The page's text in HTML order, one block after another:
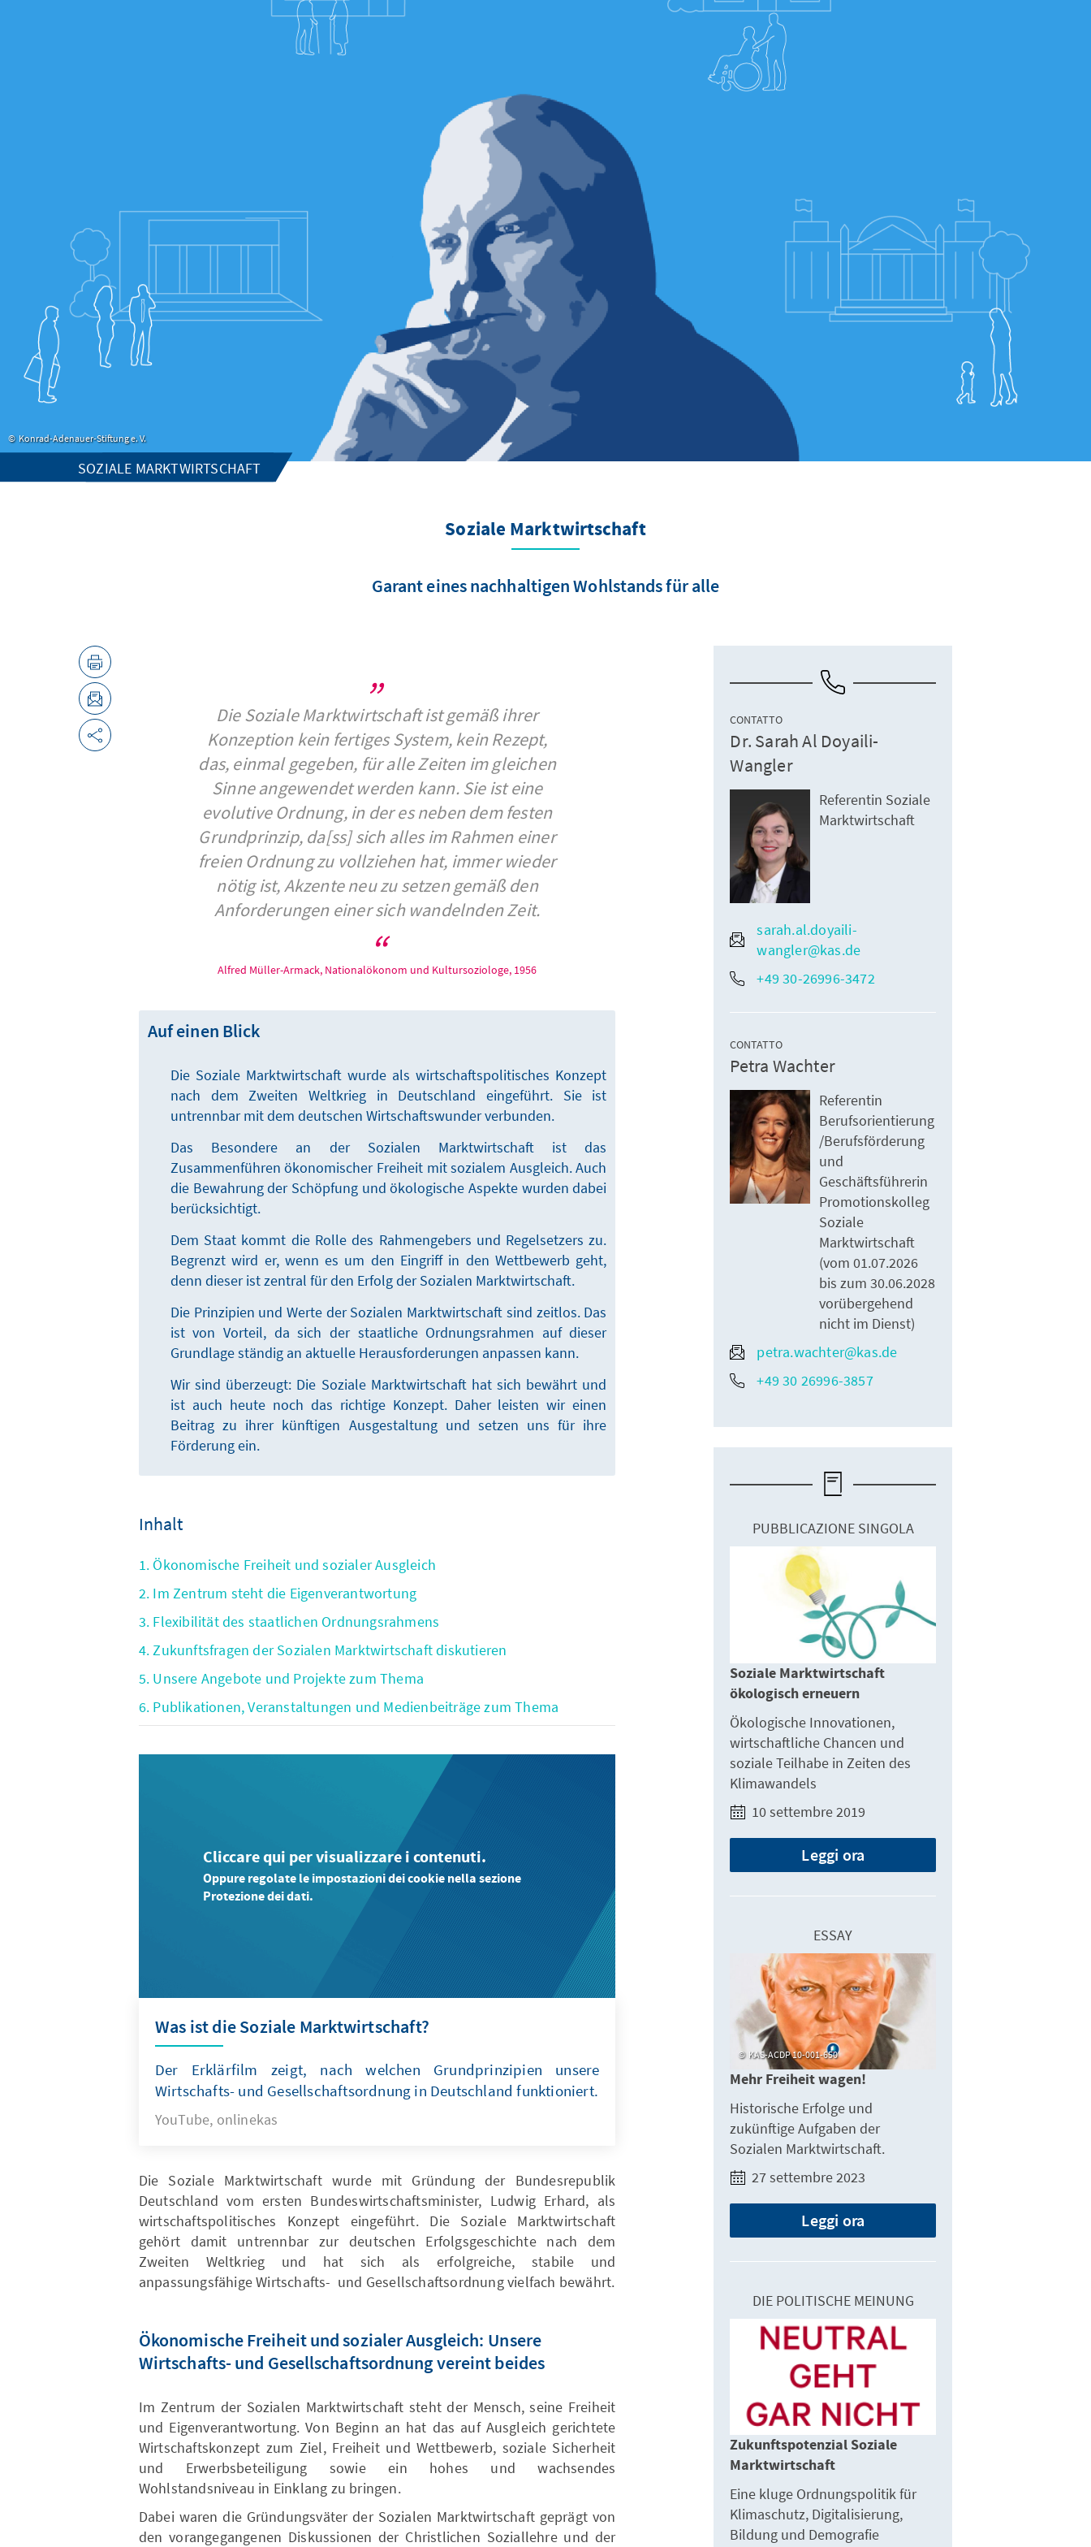
Konrad-Adenauer-Stiftung e. V.
SOZIALE MARKTWIRTSCHAFT
Soziale Marktwirtschaft
Garant eines nachhaltigen Wohlstands für alle
Die Soziale Marktwirtschaft ist gemäß ihrer
Konzeption kein fertiges System, kein Rezept,
das, einmal gegeben, für alle Zeiten im gleichen
Sinne angewendet werden kann. Sie ist eine
evolutive Ordnung, in der es neben dem festen
Grundprinzip, da[ss] sich alles im Rahmen einer
freien Ordnung zu vollziehen hat, immer wieder
nötig ist, Akzente neu zu setzen gemäß den
Anforderungen einer sich wandelnden Zeit.
Alfred Müller-Armack, Nationalökonom und Kultursoziologe, 1956
Auf einen Blick
Die Soziale Marktwirtschaft wurde als wirtschaftspolitisches Konzept
nach dem Zweiten Weltkrieg in Deutschland eingeführt. Sie ist
untrennbar mit dem deutschen Wirtschaftswunder verbunden.
Das Besondere an der Sozialen Marktwirtschaft ist das
Zusammenführen ökonomischer Freiheit mit sozialem Ausgleich. Auch
die Bewahrung der Schöpfung und ökologische Aspekte wurden dabei
berücksichtigt.
Dem Staat kommt die Rolle des Rahmengebers und Regelsetzers zu.
Begrenzt wird er, wenn es um den Eingriff in den Wettbewerb geht,
denn dieser ist zentral für den Erfolg der Sozialen Marktwirtschaft.
Die Prinzipien und Werte der Sozialen Marktwirtschaft sind zeitlos. Das
ist von Vorteil, da sich der staatliche Ordnungsrahmen auf dieser
Grundlage ständig an aktuelle Herausforderungen anpassen kann.
Wir sind überzeugt: Die Soziale Marktwirtschaft hat sich bewährt und
ist auch heute noch das richtige Konzept. Daher leisten wir einen
Beitrag zu ihrer künftigen Ausgestaltung und setzen uns für ihre
Förderung ein.
Inhalt
1. Ökonomische Freiheit und sozialer Ausgleich
2. Im Zentrum steht die Eigenverantwortung
3. Flexibilität des staatlichen Ordnungsrahmens
4. Zukunftsfragen der Sozialen Marktwirtschaft diskutieren
5. Unsere Angebote und Projekte zum Thema
6. Publikationen, Veranstaltungen und Medienbeiträge zum Thema
Cliccare qui per visualizzare i contenuti.
Oppure regolate le impostazioni dei cookie nella sezione
Protezione dei dati.
Was ist die Soziale Marktwirtschaft?
Der Erklärfilm zeigt, nach welchen Grundprinzipien unsere
Wirtschafts- und Gesellschaftsordnung in Deutschland funktioniert.
YouTube, onlinekas
Die Soziale Marktwirtschaft wurde mit Gründung der Bundesrepublik
Deutschland vom ersten Bundeswirtschaftsminister, Ludwig Erhard, als
wirtschaftspolitisches Konzept eingeführt. Die Soziale Marktwirtschaft
gehört damit untrennbar zur deutschen Erfolgsgeschichte nach dem
Zweiten Weltkrieg und hat sich als erfolgreiche, stabile und
anpassungsfähige Wirtschafts- und Gesellschaftsordnung vielfach bewährt.
Ökonomische Freiheit und sozialer Ausgleich: Unsere
Wirtschafts- und Gesellschaftsordnung vereint beides
Im Zentrum der Sozialen Marktwirtschaft steht der Mensch, seine Freiheit
und Eigenverantwortung. Von Beginn an hat das auf Ausgleich gerichtete
Wirtschaftskonzept zum Ziel, Freiheit und Wettbewerb, soziale Sicherheit
und Erwerbsbeteiligung sowie ein hohes und wachsendes
Wohlstandsniveau in Einklang zu bringen.
Dabei waren die Gründungsväter der Sozialen Marktwirtschaft geprägt von
den vorangegangenen Diskussionen der Christlichen Soziallehre und der
CONTATTO
Dr. Sarah Al Doyaili-
Wangler
Referentin Soziale
Marktwirtschaft
sarah.al.doyaili-
wangler@kas.de
+49 30-26996-3472
CONTATTO
Petra Wachter
Referentin
Berufsorientierung
/Berufsförderung
und
Geschäftsführerin
Promotionskolleg
Soziale
Marktwirtschaft
(vom 01.07.2026
bis zum 30.06.2028
vorübergehend
nicht im Dienst)
petra.wachter@kas.de
+49 30 26996-3857
PUBBLICAZIONE SINGOLA
Soziale Marktwirtschaft
ökologisch erneuern
Ökologische Innovationen,
wirtschaftliche Chancen und
soziale Teilhabe in Zeiten des
Klimawandels
10 settembre 2019
Leggi ora
ESSAY
KAS-ACDP 10-001-650
Mehr Freiheit wagen!
Historische Erfolge und
zukünftige Aufgaben der
Sozialen Marktwirtschaft.
27 settembre 2023
Leggi ora
DIE POLITISCHE MEINUNG
Zukunftspotenzial Soziale
Marktwirtschaft
Eine kluge Ordnungspolitik für
Klimaschutz, Digitalisierung,
Bildung und Demografie